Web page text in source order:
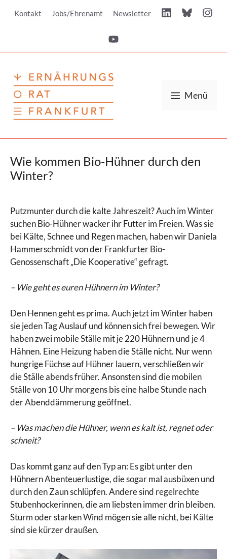
InhaltKontakt Jobs/Ehrenamt Newsletter
Menü
Wie kommen Bio-Hühner durch den
Winter?
Putzmunter durch die kalte Jahreszeit? Auch im Winter
suchen Bio-Hühner wacker ihr Futter im Freien. Was sie
bei Kälte, Schnee und Regen machen, haben wir Daniela
Hammerschmidt von der Frankfurter Bio-
Genossenschaft „Die Kooperative“ gefragt.
– Wie geht es euren Hühnern im Winter?
Den Hennen geht es prima. Auch jetzt im Winter haben
sie jeden Tag Auslauf und können sich frei bewegen. Wir
haben zwei mobile Ställe mit je 220 Hühnern und je 4
Hähnen. Eine Heizung haben die Ställe nicht. Nur wenn
hungrige Füchse auf Hühner lauern, verschließen wir
die Ställe abends früher. Ansonsten sind die mobilen
Ställe von 10 Uhr morgens bis eine halbe Stunde nach
der Abenddämmerung geöffnet.
– Was machen die Hühner, wenn es kalt ist, regnet oder
schneit?
Das kommt ganz auf den Typ an: Es gibt unter den
Hühnern Abenteuerlustige, die sogar mal ausbüxen und
durch den Zaun schlüpfen. Andere sind regelrechte
Stubenhockerinnen, die am liebsten immer drin bleiben.
Sturm oder starken Wind mögen sie alle nicht, bei Kälte
sind sie kürzer draußen.